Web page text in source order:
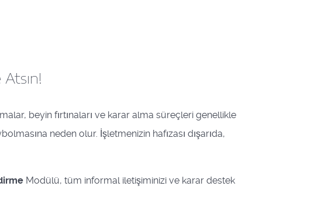
beyin fırtınaları ve karar alma süreçleri genellikle
neden olur. İşletmenizin hafızası dışarıda,
Modülü, tüm informal iletişiminizi ve karar destek